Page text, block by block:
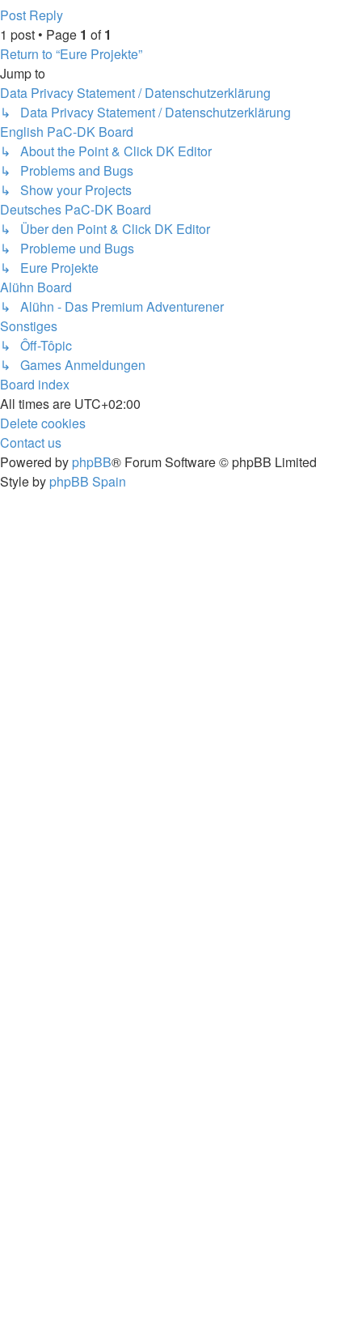
Post Reply
1 post • Page 1 of1
Return to “Eure Projekte”
Jump to
Data Privacy Statement / Datenschutzerklärung
↳ Data Privacy Statement / Datenschutzerklärung
English PaC-DK Board
↳ About the Point & Click DK Editor
↳ Problems and Bugs
↳ Show your Projects
Deutsches PaC-DK Board
↳ Über den Point & Click DK Editor
↳ Probleme und Bugs
↳ Eure Projekte
Alühn Board
↳ Alühn - Das Premium Adventurener
Sonstiges
↳ Ôff-Tôpic
↳ Games Anmeldungen
Board index
All times are UTC+02:00
Delete cookies
Contact us
Powered by phpBB® Forum Software © phpBB Limited
Style by phpBB Spain